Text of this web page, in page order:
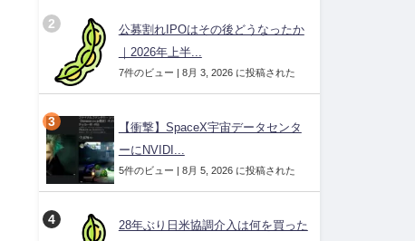
公募割れIPOはその後どうなったか
｜2026年上半...
7件のビュー | 8月 3, 2026 に投稿された
【衝撃】SpaceX宇宙データセンタ
ーにNVIDI...
5件のビュー | 8月 5, 2026 に投稿された
28年ぶり日米協調介入は何を買った